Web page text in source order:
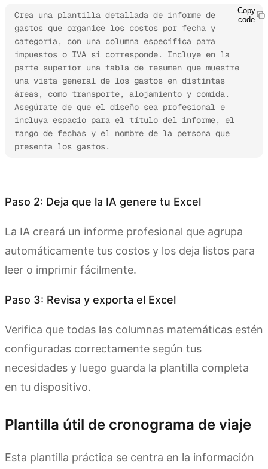
Crea una plantilla detallada de informe de
gastos que organice los costos por fecha y
categoría, con una columna específica para
impuestos o IVA si corresponde. Incluye en la
parte superior una tabla de resumen que muestre
una vista general de los gastos en distintas
áreas, como transporte, alojamiento y comida.
Asegúrate de que el diseño sea profesional e
incluya espacio para el título del informe, el
rango de fechas y el nombre de la persona que
presenta los gastos.
Copy
code
Paso 2: Deja que la IA genere tu Excel
La IA creará un informe profesional que agrupa
automáticamente tus costos y los deja listos para
leer o imprimir fácilmente.
Paso 3: Revisa y exporta el Excel
Verifica que todas las columnas matemáticas estén
configuradas correctamente según tus
necesidades y luego guarda la plantilla completa
en tu dispositivo.
Plantilla útil de cronograma de viaje
Esta plantilla práctica se centra en la información